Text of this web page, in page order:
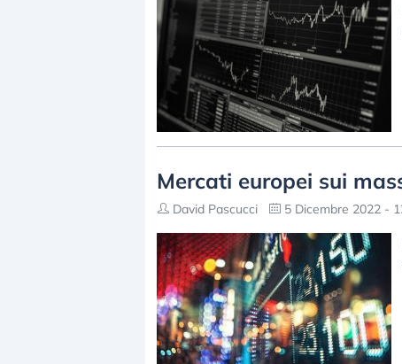
Mercati europei sui
David Pascucci 5 Dicembre 2022 -